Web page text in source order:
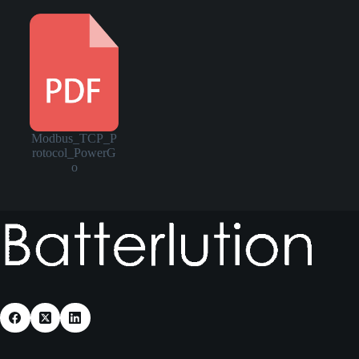
Modbus_TCP_P
rotocol_PowerG
o